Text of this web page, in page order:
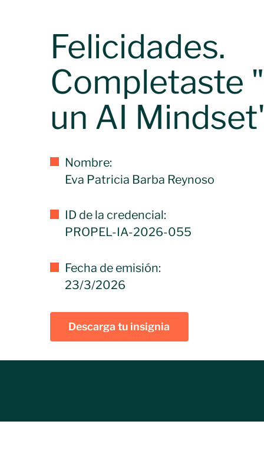
Felicidades.
Completaste
un AI
Nombre:
Eva Patricia Barba Reynoso
ID de la credencial:
PROPEL-IA-2026-055
Fecha de emisión:
23/3/2026
Descarga tu insignia